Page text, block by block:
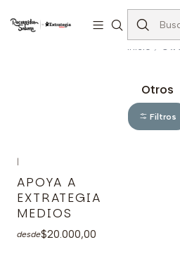
Otros
Filtros
|
APOYA A
EXTRATEGIA
MEDIOS
desde$20.000,00